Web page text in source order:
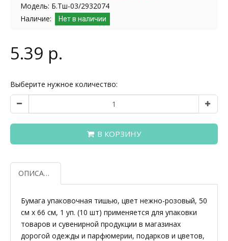
Модель: Б.Тш-03/2932074
Наличие:
Нет в наличии
5.39 р.
Выберите нужное количество:
В КОРЗИНУ
ОПИСАНИЕ
Бумага упаковочная тишью, цвет нежно-розовый, 50
см х 66 см, 1 уп. (10 шт) применяется для упаковки
товаров и сувенирной продукции в магазинах
дорогой одежды и парфюмерии, подарков и цветов,